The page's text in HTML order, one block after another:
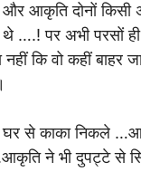
आकृति दोनों किसी
पर अभी परसों ही
कि वो कहीं बाहर
से काका निकले
ने भी दुपट्टे से